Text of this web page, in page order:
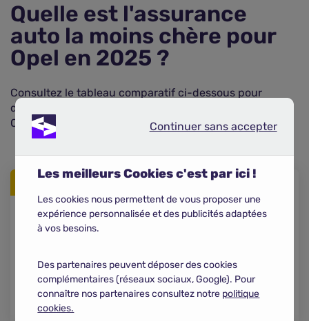
Quelle est l'assurance
auto la moins chère pour
Opel en 2025 ?
Consultez le tableau comparatif ci-dessous pour
découvrir les assurances auto les moins chères pour
Opel en 2025.
EUROFIL
Je compare
Continuer sans accepter
Les meilleurs Cookies c'est par ici !
Les cookies nous permettent de vous proposer une
expérience personnalisée et des publicités adaptées
à vos besoins.
Des partenaires peuvent déposer des cookies
complémentaires (réseaux sociaux, Google). Pour
connaître nos partenaires consultez notre politique
cookies.
Continuer sans accepter